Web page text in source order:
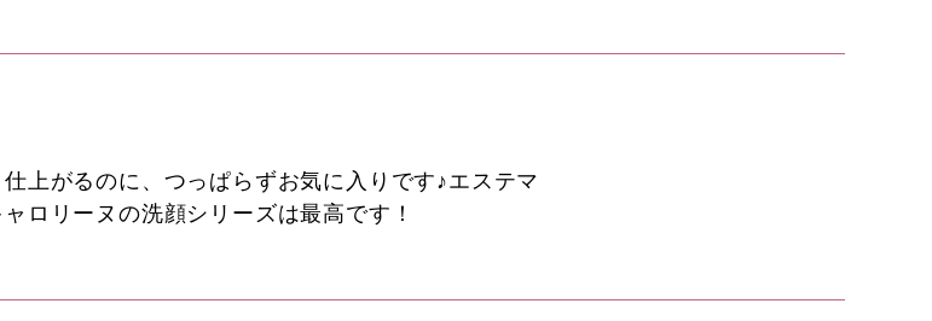
上がるのに、つっぱらずお気に入りです♪エステマ
ロリーヌの洗顔シリーズは最高です！